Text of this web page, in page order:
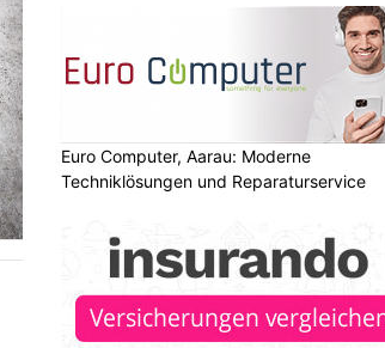
Euro Computer, Aarau: Moderne
Techniklösungen und Reparaturservice